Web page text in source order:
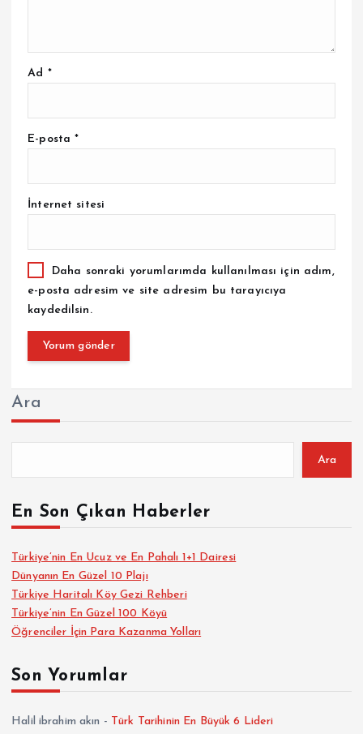
Ad *
E-posta*
İnternet sitesi
Daha sonraki yorumlarımda kullanılması için adım,
e-posta adresim ve site adresim bu tarayıcıya
kaydedilsin.
Ara
Ara
En Son Çıkan Haberler
Türkiye’nin En Ucuz ve En Pahalı 1+1 Dairesi
Dünyanın En Güzel 10 Plajı
Türkiye Haritalı Köy Gezi Rehberi
Türkiye’nin En Güzel 100 Köyü
Öğrenciler İçin Para Kazanma Yolları
Son Yorumlar
Halil ibrahim akın - Türk Tarihinin En Büyük 6 Lideri